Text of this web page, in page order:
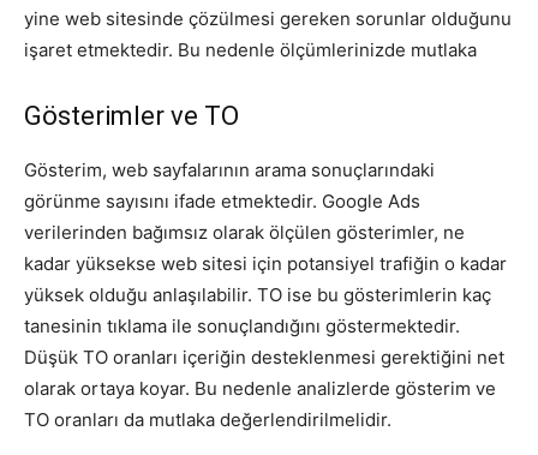
yine web sitesinde çözülmesi gereken sorunlar olduğunu
işaret etmektedir. Bu nedenle ölçümlerinizde mutlaka
Gösterimler ve TO
Gösterim, web sayfalarının arama sonuçlarındaki
görünme sayısını ifade etmektedir. Google Ads
verilerinden bağımsız olarak ölçülen gösterimler, ne
kadar yüksekse web sitesi için potansiyel trafiğin o kadar
yüksek olduğu anlaşılabilir. TO ise bu gösterimlerin kaç
tanesinin tıklama ile sonuçlandığını göstermektedir.
Düşük TO oranları içeriğin desteklenmesi gerektiğini net
olarak ortaya koyar. Bu nedenle analizlerde gösterim ve
TO oranları da mutlaka değerlendirilmelidir.